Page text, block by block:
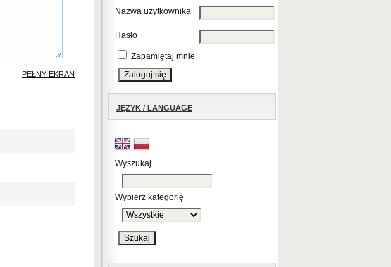
Nazwa użytkownika
Hasło
Zapamiętaj mnie
JĘZYK / LANGUAGE
Wyszukaj
Wybierz kategorię
PEŁNY EKRAN